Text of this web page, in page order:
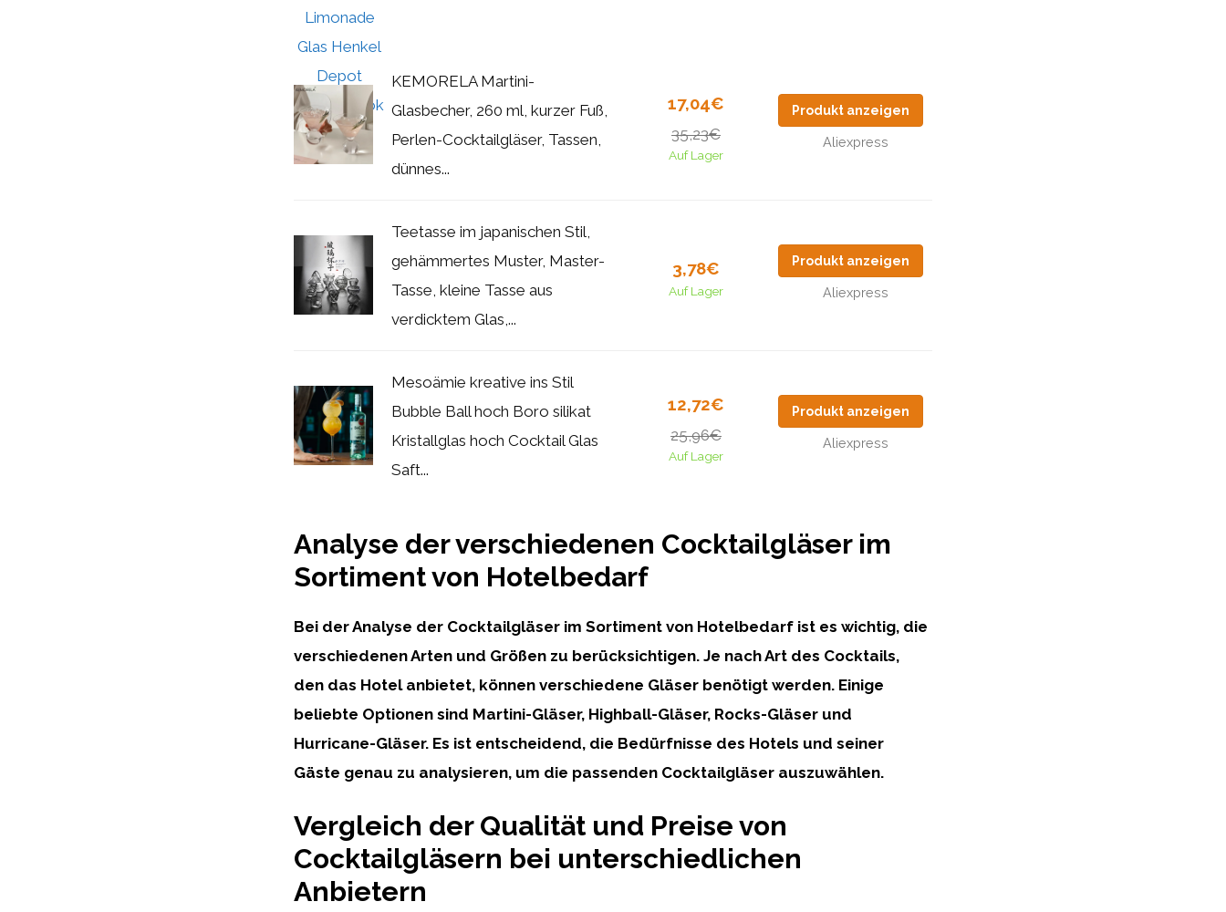
KEMORELA Martini-
Glasbecher, 260 ml, kurzer Fuß,
Perlen-Cocktailgläser, Tassen,
dünnes...
17,04€
35,23€
Auf Lager
Produkt anzeigen
Aliexpress
Teetasse im japanischen Stil,
gehämmertes Muster, Master-
Tasse, kleine Tasse aus
verdicktem Glas,...
3,78€
Auf Lager
Produkt anzeigen
Aliexpress
Mesoämie kreative ins Stil
Bubble Ball hoch Boro silikat
Kristallglas hoch Cocktail Glas
Saft...
12,72€
25,96€
Auf Lager
Produkt anzeigen
Aliexpress
Analyse der verschiedenen Cocktailgläser im
Sortiment von Hotelbedarf
Bei der Analyse der Cocktailgläser im Sortiment von Hotelbedarf ist es wichtig, die
verschiedenen Arten und Größen zu berücksichtigen. Je nach Art des Cocktails,
den das Hotel anbietet, können verschiedene Gläser benötigt werden. Einige
beliebte Optionen sind Martini-Gläser, Highball-Gläser, Rocks-Gläser und
Hurricane-Gläser. Es ist entscheidend, die Bedürfnisse des Hotels und seiner
Gäste genau zu analysieren, um die passenden Cocktailgläser auszuwählen.
Vergleich der Qualität und Preise von
Cocktailgläsern bei unterschiedlichen
Anbietern